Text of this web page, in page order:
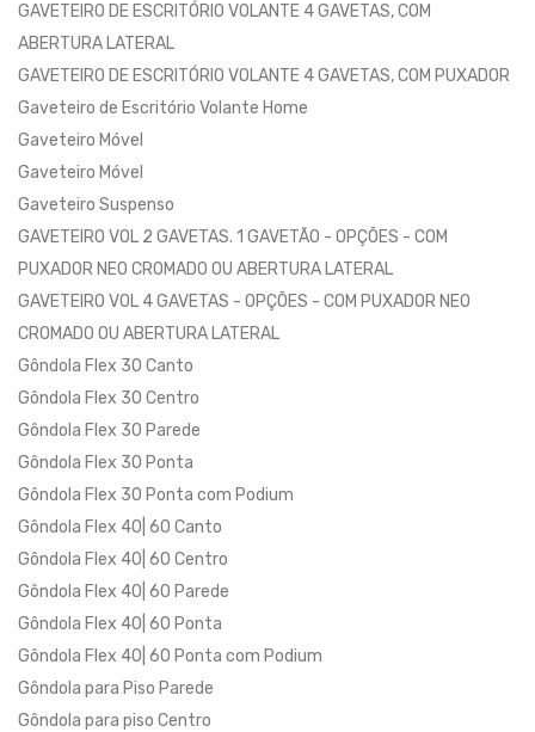
GAVETEIRO DE ESCRITÓRIO VOLANTE 4 GAVETAS, COM
ABERTURA LATERAL
GAVETEIRO DE ESCRITÓRIO VOLANTE 4 GAVETAS, COM PUXADOR
Gaveteiro de Escritório Volante Home
Gaveteiro Móvel
Gaveteiro Móvel
Gaveteiro Suspenso
GAVETEIRO VOL 2 GAVETAS. 1 GAVETÃO - OPÇÕES - COM
PUXADOR NEO CROMADO OU ABERTURA LATERAL
GAVETEIRO VOL 4 GAVETAS - OPÇÕES - COM PUXADOR NEO
CROMADO OU ABERTURA LATERAL
Gôndola Flex 30 Canto
Gôndola Flex 30 Centro
Gôndola Flex 30 Parede
Gôndola Flex 30 Ponta
Gôndola Flex 30 Ponta com Podium
Gôndola Flex 40| 60 Canto
Gôndola Flex 40| 60 Centro
Gôndola Flex 40| 60 Parede
Gôndola Flex 40| 60 Ponta
Gôndola Flex 40| 60 Ponta com Podium
Gôndola para Piso Parede
Gôndola para piso Centro